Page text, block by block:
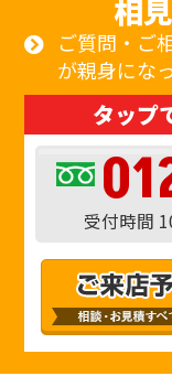
相
ご質問・ご
が親身にな
タップ
受付時間